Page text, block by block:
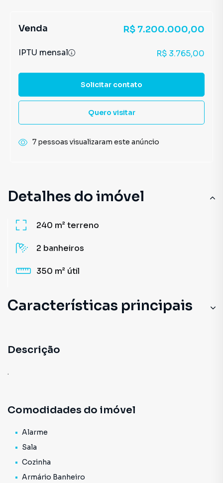
Detalhes do imóvel
240 m²terreno
2 banheiros
350 m² útil
Características principais
Cozinha
Descrição
.
Comodidades do imóvel
Alarme
Sala
Cozinha
Armário Banheiro
Venda R$ 7.200.000,00
IPTU mensal R$ 3.765,00
Solicitar contato
Quero visitar
7 pessoas visualizaram este anúncio